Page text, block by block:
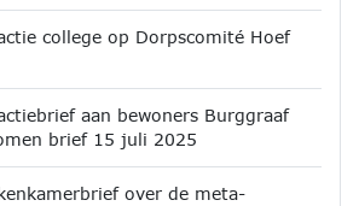
college op Dorpscomité Hoef
aan bewoners Burggraaf
brief 15 juli 2025
over de meta-